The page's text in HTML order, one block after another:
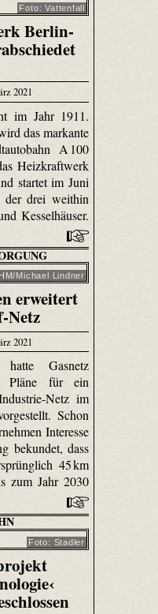
Foto: Vattenfall
Berlin-
2021
im Jahr 1911.
das markante
A 100
Heizkraftwerk
startet im Juni
drei weithin
Kesselhäuser.
Michael Lindner
erweitert
Netz
2021
Gasnetz
Pläne für ein
Netz im
Schon
Interesse
bekundet, dass
45 km
zum Jahr 2030
Foto: Stadler